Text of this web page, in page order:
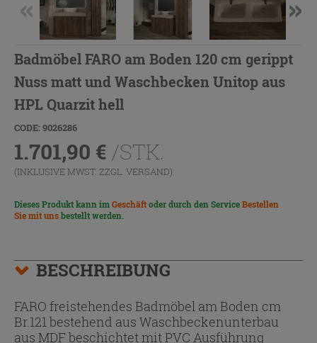
Badmöbel FARO am Boden 120 cm gerippt
Nuss matt und Waschbecken Unitop aus
HPL Quarzit hell
CODE: 9026286
1.701,90 € /STK.
(INKLUSIVE MWST. ZZGL. VERSAND)
Dieses Produkt kann imGeschäftoder durch den ServiceBestellen
Sie mit unsbestellt werden.
BESCHREIBUNG
FARO freistehendes Badmöbel am Boden cm
Br.121 bestehend aus Waschbeckenunterbau
aus MDF beschichtet mit PVC Ausführung